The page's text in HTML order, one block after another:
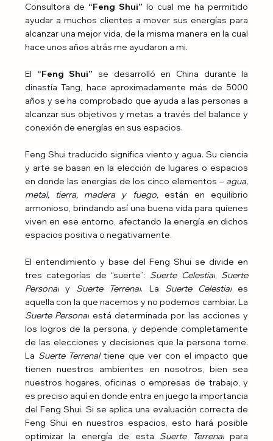
Consultora de “Feng Shui” lo cual me ha permitido
ayudar a muchos clientes a mover sus energías para
alcanzar una mejor vida, de la misma manera en la cual
hace unos años atrás me ayudaron a mi.
El “Feng Shui” se desarrolló en China durante la
dinastía Tang, hace aproximadamente más de 5000
años y se ha comprobado que ayuda a las personas a
alcanzar sus objetivos y metas a través del balance y
conexión de energías en sus espacios.
Feng Shui traducido significa viento y agua. Su ciencia
y arte se basan en la elección de lugares o espacios
en donde las energías de los cinco elementos – agua,
metal, tierra, madera y fuego, están en equilibrio
armonioso, brindando así una buena vida para quienes
viven en ese entorno, afectando la energía en dichos
espacios positiva o negativamente.
El entendimiento y base del Feng Shui se divide en
tres categorías de “suerte”: Suerte Celestial, Suerte
Personal y Suerte Terrenal. La Suerte Celestial es
Suerte Personal está determinada por las acciones y
los logros de la persona, y depende completamente
de las elecciones y decisiones que la persona tome.
La Suerte Terrenal tiene que ver con el impacto que
tienen nuestros ambientes en nosotros, bien sea
nuestros hogares, oficinas o empresas de trabajo, y
es preciso aquí en donde entra en juego la importancia
del Feng Shui. Si se aplica una evaluación correcta de
Feng Shui en nuestros espacios, esto hará posible
optimizar la energía de esta Suerte Terrenal para